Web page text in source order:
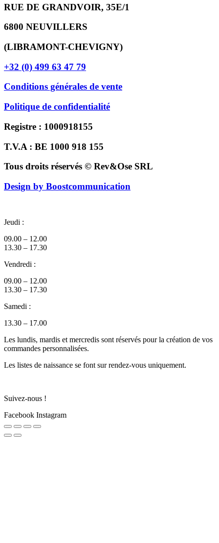
RUE DE GRANDVOIR, 35E/1
6800 NEUVILLERS
(LIBRAMONT-CHEVIGNY)
+32 (0) 499 63 47 79
Conditions générales de vente
Politique de confidentialité
Registre : 1000918155
T.V.A : BE 1000 918 155
Tous droits réservés © Rev&Ose SRL
Design by Boostcommunication
Jeudi :
09.00 – 12.00
13.30 – 17.30
Vendredi :
09.00 – 12.00
13.30 – 17.30
Samedi :
13.30 – 17.00
Les lundis, mardis et mercredis sont réservés pour la création de vos
commandes personnalisées.
Les listes de naissance se font sur rendez-vous uniquement.
Suivez-nous !
Facebook Instagram